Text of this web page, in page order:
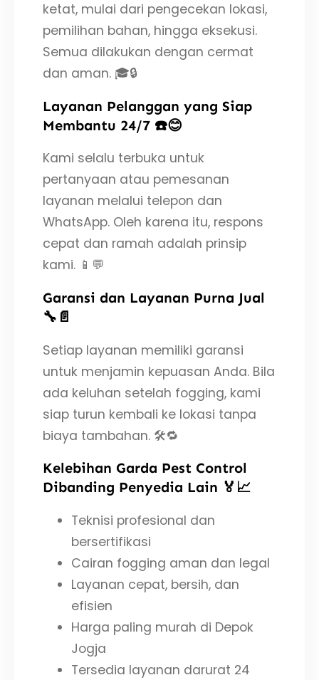
ketat, mulai dari pengecekan lokasi,
pemilihan bahan, hingga eksekusi.
Semua dilakukan dengan cermat
dan aman. 🎓🔒
Layanan Pelanggan yang Siap
Membantu 24/7 ☎️😊
Kami selalu terbuka untuk
pertanyaan atau pemesanan
layanan melalui telepon dan
WhatsApp. Oleh karena itu, respons
cepat dan ramah adalah prinsip
kami. 📱💬
Garansi dan Layanan Purna Jual
🔧📄
Setiap layanan memiliki garansi
untuk menjamin kepuasan Anda. Bila
ada keluhan setelah fogging, kami
siap turun kembali ke lokasi tanpa
biaya tambahan. 🛠️🔁
Kelebihan Garda Pest Control
Dibanding Penyedia Lain 🏅📈
Teknisi profesional dan
bersertifikasi
Cairan fogging aman dan legal
Layanan cepat, bersih, dan
efisien
Harga paling murah di Depok
Jogja
Tersedia layanan darurat 24